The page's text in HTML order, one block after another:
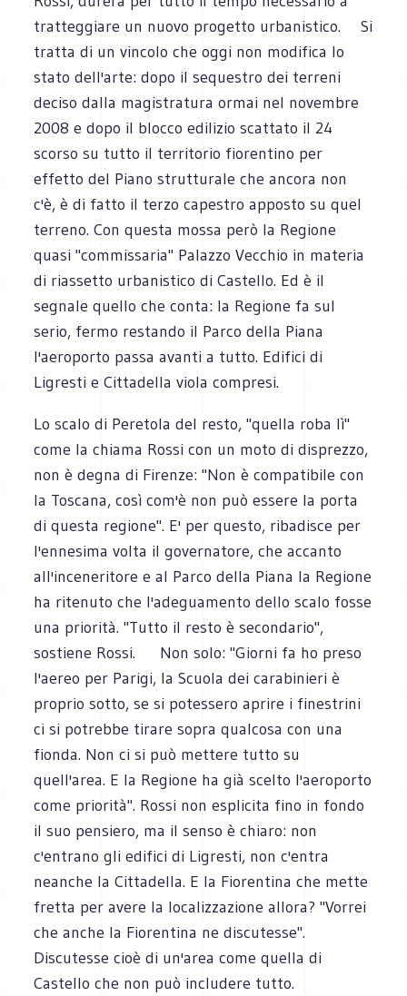
tratteggiare un nuovo progetto urbanistico. Si
tratta di un vincolo che oggi non modifica lo
stato dell'arte: dopo il sequestro dei terreni
deciso dalla magistratura ormai nel novembre
2008 e dopo il blocco edilizio scattato il 24
scorso su tutto il territorio fiorentino per
effetto del Piano strutturale che ancora non
c'è, è di fatto il terzo capestro apposto su quel
terreno. Con questa mossa però la Regione
quasi "commissaria" Palazzo Vecchio in materia
di riassetto urbanistico di Castello. Ed è il
segnale quello che conta: la Regione fa sul
serio, fermo restando il Parco della Piana
l'aeroporto passa avanti a tutto. Edifici di
Ligresti e Cittadella viola compresi.
Lo scalo di Peretola del resto, "quella roba lì"
come la chiama Rossi con un moto di disprezzo,
non è degna di Firenze: "Non è compatibile con
la Toscana, così com'è non può essere la porta
di questa regione". E' per questo, ribadisce per
l'ennesima volta il governatore, che accanto
all'inceneritore e al Parco della Piana la Regione
ha ritenuto che l'adeguamento dello scalo fosse
una priorità. "Tutto il resto è secondario",
sostiene Rossi. Non solo: "Giorni fa ho preso
l'aereo per Parigi, la Scuola dei carabinieri è
proprio sotto, se si potessero aprire i finestrini
ci si potrebbe tirare sopra qualcosa con una
fionda. Non ci si può mettere tutto su
quell'area. E la Regione ha già scelto l'aeroporto
come priorità". Rossi non esplicita fino in fondo
il suo pensiero, ma il senso è chiaro: non
c'entrano gli edifici di Ligresti, non c'entra
neanche la Cittadella. E la Fiorentina che mette
fretta per avere la localizzazione allora? "Vorrei
che anche la Fiorentina ne discutesse".
Discutesse cioè di un'area come quella di
Castello che non può includere tutto.